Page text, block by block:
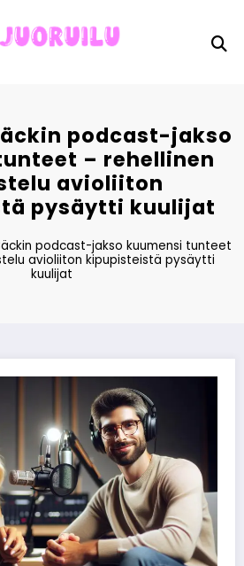
podcast-jakso
– rehellinen
avioliiton
pysäytti kuulijat
podcast-jakso kuumensi tunteet
avioliiton kipupisteistä pysäytti
kuulijat